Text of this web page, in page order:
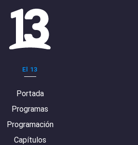
El 13
Portada
Programas
Programación
Capítulos